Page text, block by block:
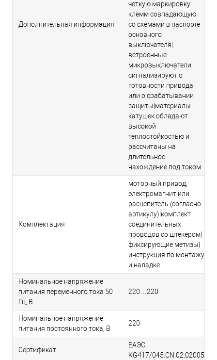
Дополнительная информация
четкую маркировку
клемм совпадающую
со схемами в паспорте
основного
выключателя|
встроенные
микровыключатели
сигнализируют о
готовности привода
или о срабатывании
защиты|материалы
катушек обладают
высокой
теплостойкостью и
рассчитаны на
длительное
нахождение под током
Комплектация
моторный привод,
электромагнит или
расцепитель (согласно
артикулу)|комплект
соединительных
проводов со штекером|
фиксирующие метизы|
инструкция по монтажу
и наладке
Номинальное напряжение
питания переменного тока 50
Гц, В
220…220
Номинальное напряжение
питания постоянного тока, В
220
Сертификат
ЕАЭС
KG417/045.CN.02.02005